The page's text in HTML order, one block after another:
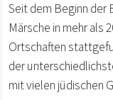
Seit dem Beginn der
Märsche in mehr als
Ortschaften
der
mit vielen jüdischen